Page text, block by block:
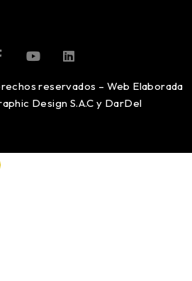
reservados – Web Elaborada
Design S.A.C y DarDel